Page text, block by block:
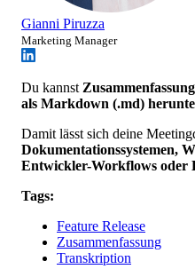
Gianni Piruzza
Marketing Manager
Du kannst
als Markdown (.md)
Damit lässt sich deine
Dokumentationssystemen,
Entwickler-Workflows oder
Tags:
Feature Release
Zusammenfassung
Transkription